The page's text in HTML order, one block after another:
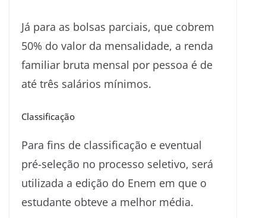
Já para as bolsas parciais, que cobrem
50% do valor da mensalidade, a renda
familiar bruta mensal por pessoa é de
até três salários mínimos.
Classificação
Para fins de classificação e eventual
pré-seleção no processo seletivo, será
utilizada a edição do Enem em que o
estudante obteve a melhor média.